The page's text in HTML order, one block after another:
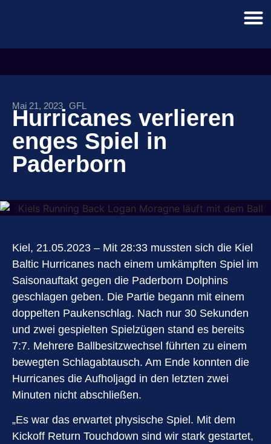
Mai 21, 2023 GFL
Hurricanes verlieren
enges Spiel in
Paderborn
Kiel, 21.05.2023 – Mit 28:33 mussten sich die Kiel
Baltic Hurricanes nach einem umkämpften Spiel im
Saisonauftakt gegen die Paderborn Dolphins
geschlagen geben. Die Partie begann mit einem
doppelten Paukenschlag. Nach nur 30 Sekunden
und zwei gespielten Spielzügen stand es bereits
7:7. Mehrere Ballbesitzwechsel führten zu einem
bewegten Schlagabtausch. Am Ende konnten die
Hurricanes die Aufholjagd in den letzten zwei
Minuten nicht abschließen.
„Es war das erwartet physische Spiel. Mit dem
Kickoff Return Touchdown sind wir stark gestartet,